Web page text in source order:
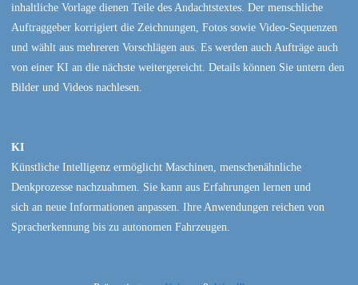
inhaltliche Vorlage dienen Teile des Andachtstextes. Der menschliche
Auftraggeber korrigiert die Zeichnungen, Fotos sowie Video-Sequenzen
und wählt aus mehreren Vorschlägen aus. Es werden auch Aufträge auch
von einer KI an die nächste weitergereicht. Details können Sie untern den
Bilder und Videos nachlesen.
KI
Künstliche Intelligenz ermöglicht Maschinen, menschenähnliche
Denkprozesse nachzuahmen. Sie kann aus Erfahrungen lernen und
sich an neue Informationen anpassen. Ihre Anwendungen reichen von
Spracherkennung bis zu autonomen Fahrzeugen.